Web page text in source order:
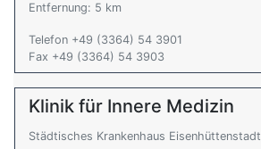
Entfernung: 5 km
Telefon +49 (3364) 54 3901
Fax +49 (3364) 54 3903
Klinik für Innere Medizin
Städtisches Krankenhaus Eisenhüttenstadt